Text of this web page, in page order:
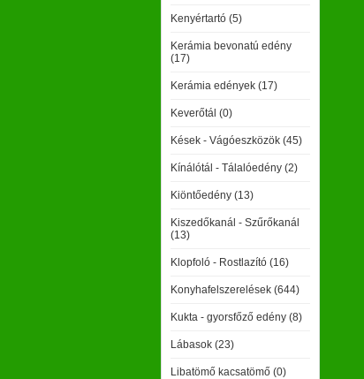
Kenyértartó (5)
Kerámia bevonatú edény
(17)
Kerámia edények (17)
Keverőtál (0)
Kések - Vágóeszközök (45)
Kínálótál - Tálalóedény (2)
Kiöntőedény (13)
Kiszedőkanál - Szűrőkanál
(13)
Klopfoló - Rostlazító (16)
Konyhafelszerelések (644)
Kukta - gyorsfőző edény (8)
Lábasok (23)
Libatömő kacsatömő (0)